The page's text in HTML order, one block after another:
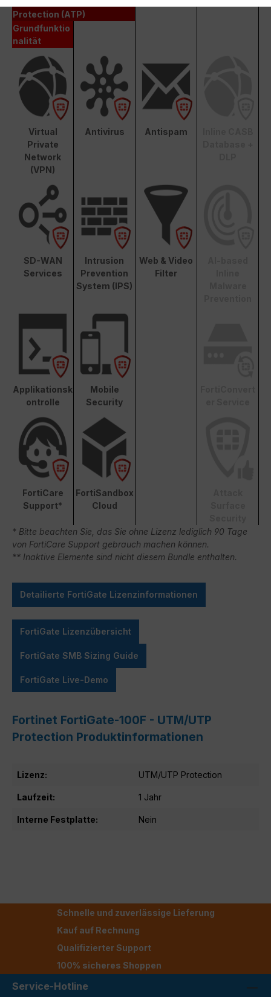
Protection (ATP)
Grundfunktio
nalität
Virtual
Private
Network
(VPN)
Antivirus Antispam
SD-WAN
Services
Intrusion
Prevention
System (IPS)
Web & Video
Filter
Applikationsk
ontrolle
Mobile
Security
FortiCare
Support*
FortiSandbox
Cloud
* Bitte beachten Sie, das Sie ohne Lizenz lediglich 90 Tage
von FortiCare Support gebrauch machen können.
** Inaktive Elemente sind nicht diesem Bundle enthalten.
Detailierte FortiGate Lizenzinformationen
FortiGate Lizenzübersicht
FortiGate SMB Sizing Guide
FortiGate Live-Demo
Fortinet FortiGate-100F - UTM/UTP
Protection Produktinformationen
Lizenz: UTM/UTP Protection
Laufzeit: 1 Jahr
Interne Festplatte: Nein
Schnelle und zuverlässige Lieferung
Kauf auf Rechnung
Qualifizierter Support
100% sicheres Shoppen
Service-Hotline